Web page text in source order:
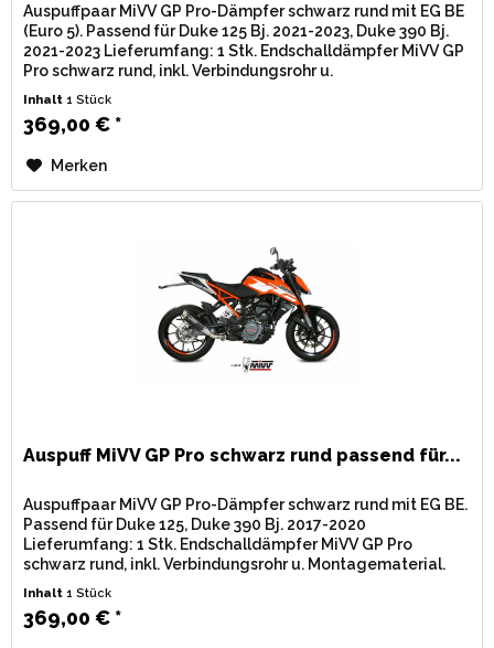
Auspuffpaar MiVV GP Pro-Dämpfer schwarz rund mit EG BE
(Euro 5). Passend für Duke 125 Bj. 2021-2023, Duke 390 Bj.
2021-2023 Lieferumfang: 1 Stk. Endschalldämpfer MiVV GP
Pro schwarz rund, inkl. Verbindungsrohr u.
Inhalt1 Stück
369,00 € *
Merken
Auspuff MiVV GP Pro schwarz rund passend für...
Auspuffpaar MiVV GP Pro-Dämpfer schwarz rund mit EG BE.
Passend für Duke 125, Duke 390 Bj. 2017-2020
Lieferumfang: 1 Stk. Endschalldämpfer MiVV GP Pro
schwarz rund, inkl. Verbindungsrohr u. Montagematerial.
Inhalt1 Stück
369,00 € *